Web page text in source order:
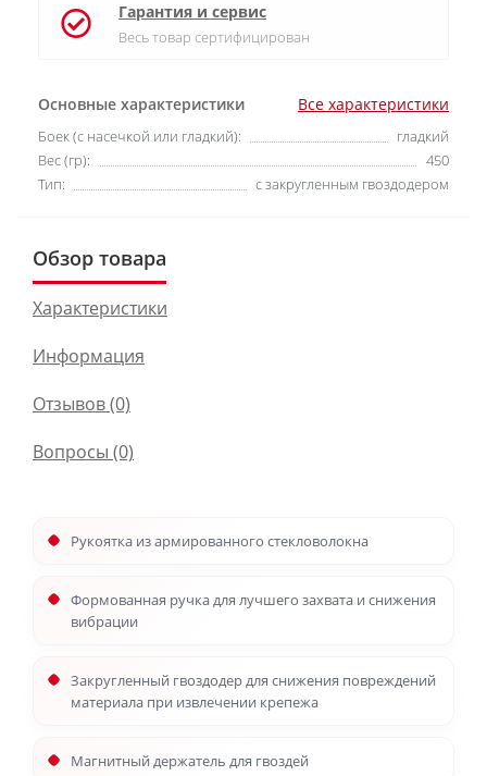
Основные характеристики Все характеристики
Боек (с насечкой или гладкий):
гладкий
Вес (гр):
450
Тип:
с закругленным гвоздодером
Гарантия и сервис
Весь товар сертифицирован
Обзор товара
Характеристики
Информация
Отзывов (0)
Вопросы (0)
Рукоятка из армированного стекловолокна
Формованная ручка для лучшего захвата и снижения
вибрации
Закругленный гвоздодер для снижения повреждений
материала при извлечении крепежа
Магнитный держатель для гвоздей